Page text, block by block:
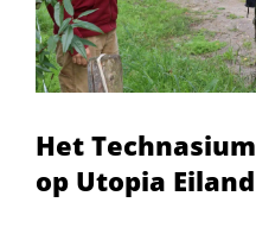
Het
op Utopia Eiland